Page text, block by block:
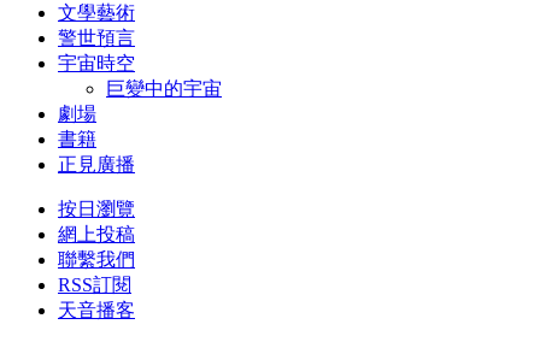
文學藝術
警世預言
宇宙時空
巨變中的宇宙
劇場
書籍
正見廣播
按日瀏覽
網上投稿
聯繫我們
RSS訂閱
天音播客